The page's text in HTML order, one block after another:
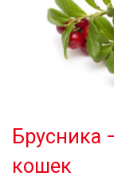
Брусника
кошек